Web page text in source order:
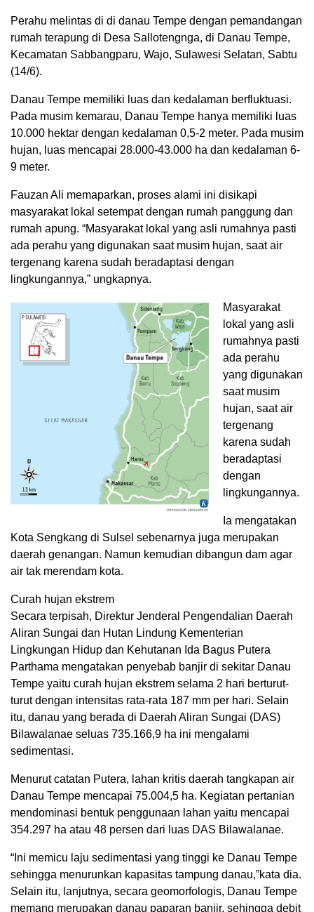
Perahu melintas di di danau Tempe dengan pemandangan
rumah terapung di Desa Sallotengnga, di Danau Tempe,
Kecamatan Sabbangparu, Wajo, Sulawesi Selatan, Sabtu
(14/6).
Danau Tempe memiliki luas dan kedalaman berfluktuasi.
Pada musim kemarau, Danau Tempe hanya memiliki luas
10.000 hektar dengan kedalaman 0,5-2 meter. Pada musim
hujan, luas mencapai 28.000-43.000 ha dan kedalaman 6-
9 meter.
Fauzan Ali memaparkan, proses alami ini disikapi
masyarakat lokal setempat dengan rumah panggung dan
rumah apung. “Masyarakat lokal yang asli rumahnya pasti
ada perahu yang digunakan saat musim hujan, saat air
tergenang karena sudah beradaptasi dengan
lingkungannya,” ungkapnya.
Masyarakat
lokal yang asli
rumahnya pasti
ada perahu
yang digunakan
saat musim
hujan, saat air
tergenang
karena sudah
beradaptasi
dengan
lingkungannya.
Ia mengatakan
Kota Sengkang di Sulsel sebenarnya juga merupakan
daerah genangan. Namun kemudian dibangun dam agar
air tak merendam kota.
Curah hujan ekstrem
Secara terpisah, Direktur Jenderal Pengendalian Daerah
Aliran Sungai dan Hutan Lindung Kementerian
Lingkungan Hidup dan Kehutanan Ida Bagus Putera
Parthama mengatakan penyebab banjir di sekitar Danau
Tempe yaitu curah hujan ekstrem selama 2 hari berturut-
turut dengan intensitas rata-rata 187 mm per hari. Selain
itu, danau yang berada di Daerah Aliran Sungai (DAS)
Bilawalanae seluas 735.166,9 ha ini mengalami
sedimentasi.
Menurut catatan Putera, lahan kritis daerah tangkapan air
Danau Tempe mencapai 75.004,5 ha. Kegiatan pertanian
mendominasi bentuk penggunaan lahan yaitu mencapai
354.297 ha atau 48 persen dari luas DAS Bilawalanae.
“Ini memicu laju sedimentasi yang tinggi ke Danau Tempe
sehingga menurunkan kapasitas tampung danau,”kata dia.
Selain itu, lanjutnya, secara geomorfologis, Danau Tempe
memang merupakan danau paparan banjir, sehingga debit